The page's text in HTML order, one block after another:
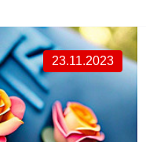
23.11.2023